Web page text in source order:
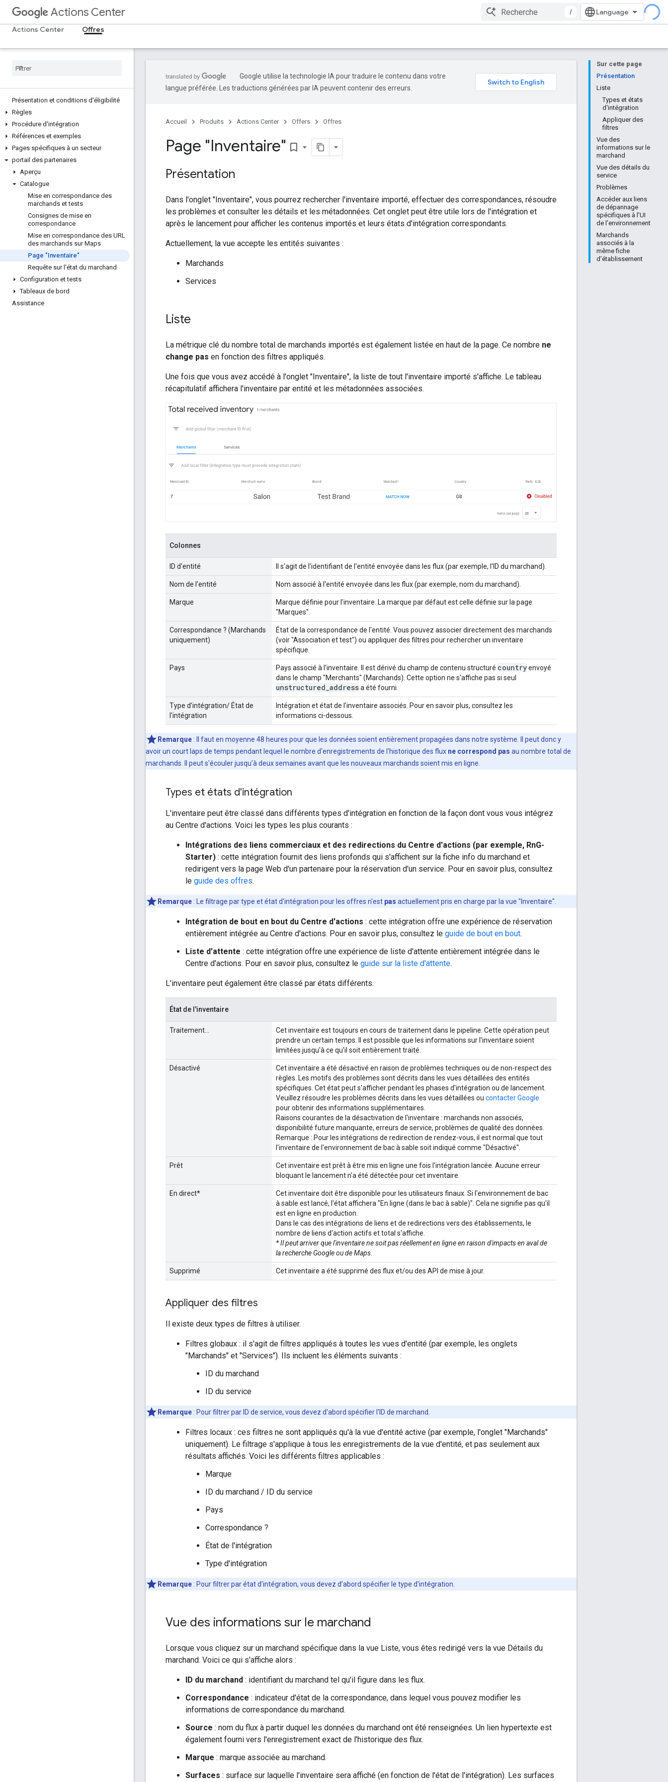
Actions Center
/
Actions Center
Offres
Présentation et conditions d'éligibilité
Règles
Procédure d'intégration
Références et exemples
Pages spécifiques à un secteur
portail des partenaires
Aperçu
Catalogue
Mise en correspondance des
marchands et tests
Consignes de mise en
correspondance
Mise en correspondance des URL
des marchands sur Maps
Page "Inventaire"
Requête sur l'état du marchand
Configuration et tests
Tableaux de bord
Assistance
Sur cette page
Présentation
Liste
Types et états
d'intégration
Appliquer des
filtres
Vue des
informations sur le
marchand
Vue des détails du
service
Problèmes
Accéder aux liens
de dépannage
spécifiques à l'UI
de l'environnement
Marchands
associés à la
même fiche
d'établissement
Google utilise la technologie IA pour traduire le contenu dans votre
langue préférée. Les traductions générées par IA peuvent contenir des erreurs.
Accueil Produits Actions Center Offers Offres
Page "Inventaire" bookmark_border
Présentation
Dans l'onglet "Inventaire", vous pourrez rechercher l'inventaire importé, effectuer des correspondances, résoudre
les problèmes et consulter les détails et les métadonnées. Cet onglet peut être utile lors de l'intégration et
après le lancement pour afficher les contenus importés et leurs états d'intégration correspondants.
Actuellement, la vue accepte les entités suivantes :
Marchands
Services
Liste
La métrique clé du nombre total de marchands importés est également listée en haut de la page. Ce nombre ne
change pas en fonction des filtres appliqués.
Une fois que vous avez accédé à l'onglet "Inventaire", la liste de tout l'inventaire importé s'affiche. Le tableau
récapitulatif affichera l'inventaire par entité et les métadonnées associées.
Colonnes
ID d'entité Il s'agit de l'identifiant de l'entité envoyée dans les flux (par exemple, l'ID du marchand).
Nom de l'entité Nom associé à l'entité envoyée dans les flux (par exemple, nom du marchand).
Marque
Marque définie pour l'inventaire. La marque par défaut est celle définie sur la page
"Marques".
Correspondance ? (Marchands
uniquement)
État de la correspondance de l'entité. Vous pouvez associer directement des marchands
(voir "Association et test") ou appliquer des filtres pour rechercher un inventaire
spécifique.
Pays Pays associé à l'inventaire. Il est dérivé du champ de contenu structuré countryenvoyé
dans le champ "Merchants" (Marchands). Cette option ne s'affiche pas si seul
unstructured addressa été fourni.
Type d'intégration/ État de
l'intégration
Intégration et état de l'inventaire associés. Pour en savoir plus, consultez les
informations ci-dessous.
Remarque : Il faut en moyenne 48 heures pour que les données soient entièrement propagées dans notre système. Il peut donc y
avoir un court laps de temps pendant lequel le nombre d'enregistrements de l'historique des flux ne correspond pas au nombre total de
marchands. Il peut s'écouler jusqu'à deux semaines avant que les nouveaux marchands soient mis en ligne.
Types et états d'intégration
L'inventaire peut être classé dans différents types d'intégration en fonction de la façon dont vous vous intégrez
au Centre d'actions. Voici les types les plus courants :
Intégrations des liens commerciaux et des redirections du Centre d'actions (par exemple, RnG-
Starter) : cette intégration fournit des liens profonds qui s'affichent sur la fiche info du marchand et
redirigent vers la page Web d'un partenaire pour la réservation d'un service. Pour en savoir plus, consultez
le guide des offres.
Remarque : Le filtrage par type et état d'intégration pour les offres n'est pas actuellement pris en charge par la vue "Inventaire".
Intégration de bout en bout du Centre d'actions : cette intégration offre une expérience de réservation
entièrement intégrée au Centre d'actions. Pour en savoir plus, consultez le guide de bout en bout.
Liste d'attente : cette intégration offre une expérience de liste d'attente entièrement intégrée dans le
Centre d'actions. Pour en savoir plus, consultez le guide sur la liste d'attente.
L'inventaire peut également être classé par états différents.
État de l'inventaire
Traitement…
Cet inventaire est toujours en cours de traitement dans le pipeline. Cette opération peut
prendre un certain temps. Il est possible que les informations sur l'inventaire soient
limitées jusqu'à ce qu'il soit entièrement traité.
Désactivé
Cet inventaire a été désactivé en raison de problèmes techniques ou de non-respect des
règles. Les motifs des problèmes sont décrits dans les vues détaillées des entités
spécifiques. Cet état peut s'afficher pendant les phases d'intégration ou de lancement.
Veuillez résoudre les problèmes décrits dans les vues détaillées ou contacter Google
pour obtenir des informations supplémentaires.
Raisons courantes de la désactivation de l'inventaire : marchands non associés,
disponibilité future manquante, erreurs de service, problèmes de qualité des données.
Remarque : Pour les intégrations de redirection de rendez-vous, il est normal que tout
l'inventaire de l'environnement de bac à sable soit indiqué comme "Désactivé".
Prêt
Cet inventaire est prêt à être mis en ligne une fois l'intégration lancée. Aucune erreur
bloquant le lancement n'a été détectée pour cet inventaire.
En direct*
Cet inventaire doit être disponible pour les utilisateurs finaux. Si l'environnement de bac
à sable est lancé, l'état affichera "En ligne (dans le bac à sable)". Cela ne signifie pas qu'il
est en ligne en production.
Dans le cas des intégrations de liens et de redirections vers des établissements, le
nombre de liens d'action actifs et total s'affiche.
* Il peut arriver que l'inventaire ne soit pas réellement en ligne en raison d'impacts en aval de
la recherche Google ou de Maps.
Supprimé Cet inventaire a été supprimé des flux et/ou des API de mise à jour.
Appliquer des filtres
Il existe deux types de filtres à utiliser.
Filtres globaux : il s'agit de filtres appliqués à toutes les vues d'entité (par exemple, les onglets
"Marchands" et "Services"). Ils incluent les éléments suivants :
ID du marchand
ID du service
Remarque : Pour filtrer par ID de service, vous devez d'abord spécifier l'ID de marchand.
Filtres locaux : ces filtres ne sont appliqués qu'à la vue d'entité active (par exemple, l'onglet "Marchands"
uniquement). Le filtrage s'applique à tous les enregistrements de la vue d'entité, et pas seulement aux
résultats affichés. Voici les différents filtres applicables :
Marque
ID du marchand / ID du service
Pays
Correspondance ?
État de l'intégration
Type d'intégration
Remarque : Pour filtrer par état d'intégration, vous devez d'abord spécifier le type d'intégration.
Vue des informations sur le marchand
Lorsque vous cliquez sur un marchand spécifique dans la vue Liste, vous êtes redirigé vers la vue Détails du
marchand. Voici ce qui s'affiche alors :
ID du marchand : identifiant du marchand tel qu'il figure dans les flux.
Correspondance : indicateur d'état de la correspondance, dans lequel vous pouvez modifier les
informations de correspondance du marchand.
Source : nom du flux à partir duquel les données du marchand ont été renseignées. Un lien hypertexte est
également fourni vers l'enregistrement exact de l'historique des flux.
Marque : marque associée au marchand.
Surfaces : surface sur laquelle l'inventaire sera affiché (en fonction de l'état de l'intégration). Les surfaces